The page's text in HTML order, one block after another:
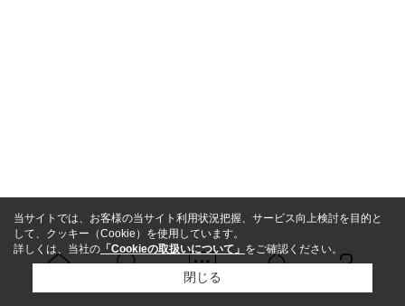
問い合せ
当サイトでは、お客様の当サイト利用状況把握、サービス向上検討を目的と
して、クッキー（Cookie）を使用しています。
詳しくは、当社の 「Cookieの取扱いについて」 をご確認ください。
閉じる